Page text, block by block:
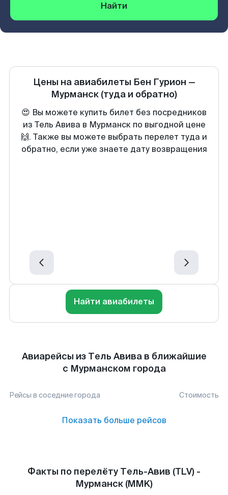
Найти
Цены на авиабилеты Бен Гурион —
Мурманск (туда и обратно)
😍 Вы можете купить билет без посредников
из Тель Авива в Мурманск по выгодной цене
🙌. Также вы можете выбрать перелет туда и
обратно, если уже знаете дату возвращения
Найти авиабилеты
Авиарейсы из Тель Авива в ближайшие
с Мурманском города
Рейсы в соседние города Стоимость
Показать больше рейсов
Факты по перелёту Тель-Авив (TLV) -
Мурманск (MMK)